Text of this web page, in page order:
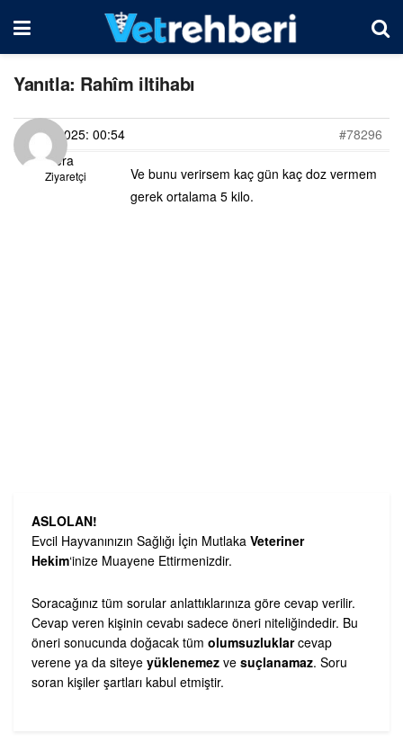
Yanıtla: Rahîm iltihabı
14/03/2025: 00:54
#78296
Hera
Ziyaretçi
Ve bunu verirsem kaç gün kaç doz vermem
gerek ortalama 5 kilo.
ASLOLAN!
Evcil Hayvanınızın Sağlığı İçin Mutlaka Veteriner
Hekim‘inize Muayene Ettirmenizdir.
Soracağınız tüm sorular anlattıklarınıza göre cevap verilir.
Cevap veren kişinin cevabı sadece öneri niteliğindedir. Bu
öneri sonucunda doğacak tüm olumsuzluklarcevap
verene ya da siteye yüklenemez ve suçlanamaz. Soru
soran kişiler şartları kabul etmiştir.